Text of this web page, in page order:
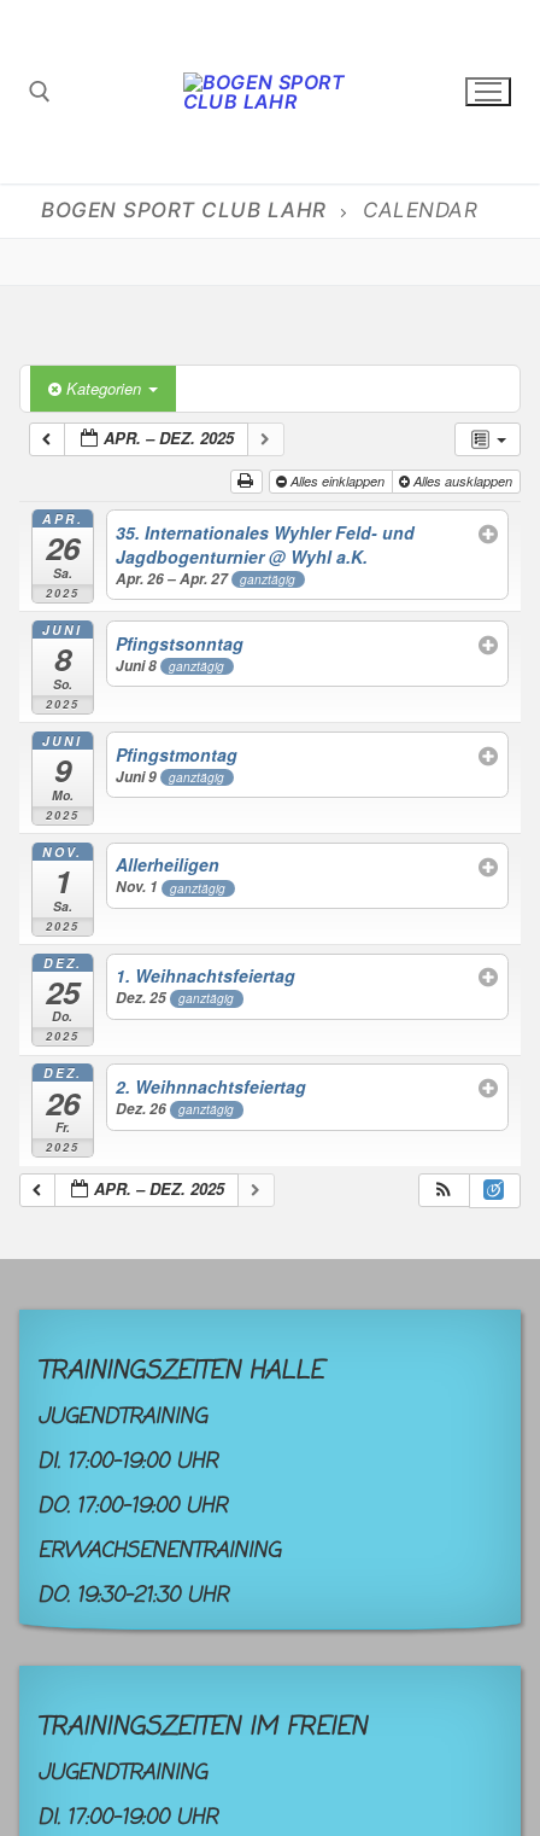
BOGEN SPORT CLUB LAHR CALENDAR
Kategorien
APR. – DEZ. 2025
Alles einklappen Alles ausklappen
APR.
26
Sa.
2025
35. Internationales Wyhler Feld- und
Jagdbogenturnier@ Wyhl a.K.
Apr. 26 – Apr. 27 ganztägig
JUNI
8
So.
2025
Pfingstsonntag
Juni 8 ganztägig
JUNI
9
Mo.
2025
Pfingstmontag
Juni 9 ganztägig
NOV.
1
Sa.
2025
Allerheiligen
Nov. 1 ganztägig
DEZ.
25
Do.
2025
1. Weihnachtsfeiertag
Dez. 25 ganztägig
DEZ.
26
Fr.
2025
2. Weihnnachtsfeiertag
Dez. 26 ganztägig
APR. – DEZ. 2025
TRAININGSZEITEN HALLE
JUGENDTRAINING
DI. 17:00-19:00 UHR
DO. 17:00-19:00 UHR
ERWACHSENENTRAINING
DO. 19:30-21:30 UHR
TRAININGSZEITEN IM FREIEN
JUGENDTRAINING
DI. 17:00-19:00 UHR